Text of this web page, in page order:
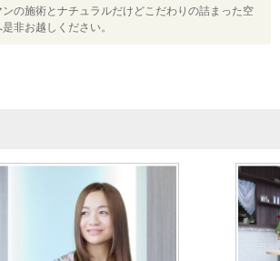
ンの施術とナチュラルだけどこだわりの詰まった空
是非お越しください。